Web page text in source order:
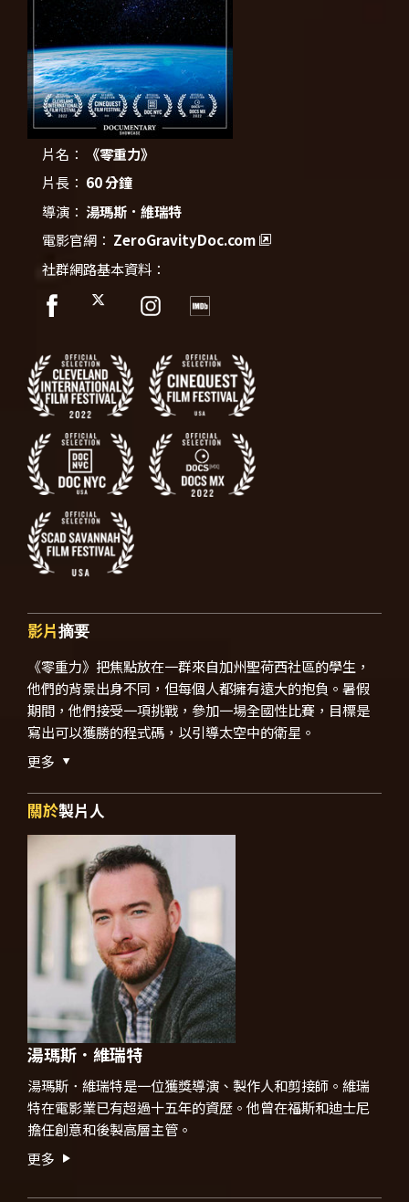
片名：
《零重力》
片長： 60 分鐘
導演： 湯瑪斯．維瑞特
電影官網： ZeroGravityDoc.com
社群網路基本資料：
影片摘要
《零重力》把焦點放在一群來自加州聖荷西社區的學生，
他們的背景出身不同，但每個人都擁有遠大的抱負。暑假
期間，他們接受一項挑戰，參加一場全國性比賽，目標是
寫出可以獲勝的程式碼，以引導太空中的衛星。
更多
關於製片人
湯瑪斯．維瑞特
湯瑪斯．維瑞特是一位獲獎導演、製作人和剪接師。維瑞
特在電影業已有超過十五年的資歷。他曾在福斯和迪士尼
擔任創意和後製高層主管。
更多